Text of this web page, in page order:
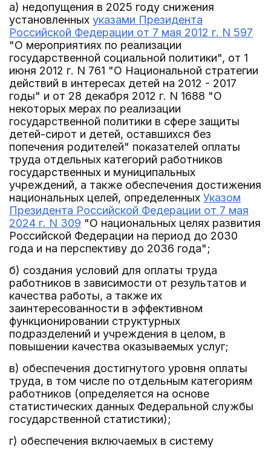
а) недопущения в 2025 году снижения
установленных указами Президента
Российской Федерации от 7 мая 2012 г. N 597
"О мероприятиях по реализации
государственной социальной политики", от 1
июня 2012 г. N 761 "О Национальной стратегии
действий в интересах детей на 2012 - 2017
годы" и от 28 декабря 2012 г. N 1688 "О
некоторых мерах по реализации
государственной политики в сфере защиты
детей-сирот и детей, оставшихся без
попечения родителей" показателей оплаты
труда отдельных категорий работников
государственных и муниципальных
учреждений, а также обеспечения достижения
национальных целей, определенных Указом
Президента Российской Федерации от 7 мая
2024 г. N 309 "О национальных целях развития
Российской Федерации на период до 2030
года и на перспективу до 2036 года";
б) создания условий для оплаты труда
работников в зависимости от результатов и
качества работы, а также их
заинтересованности в эффективном
функционировании структурных
подразделений и учреждения в целом, в
повышении качества оказываемых услуг;
в) обеспечения достигнутого уровня оплаты
труда, в том числе по отдельным категориям
работников (определяется на основе
статистических данных Федеральной службы
государственной статистики);
г) обеспечения включаемых в систему